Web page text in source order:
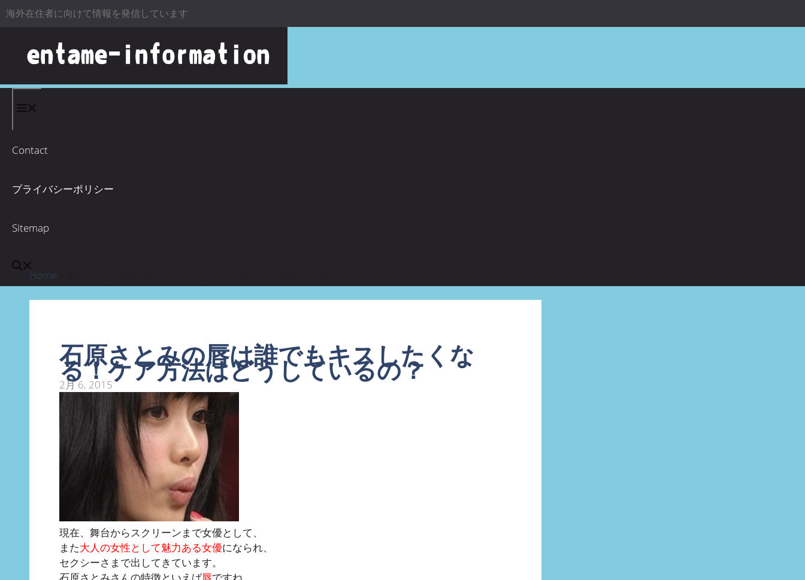
コンテンツへスキップ
海外在住者に向けて情報を発信しています
Contact
プライバシーポリシー
Sitemap
Home
石原さとみの唇は誰でもキスしたくな
る！ケア方法はどうしているの？
2月 6, 2015
現在、舞台からスクリーンまで女優として、
また大人の女性として魅力ある女優になられ、
セクシーさまで出してきています。